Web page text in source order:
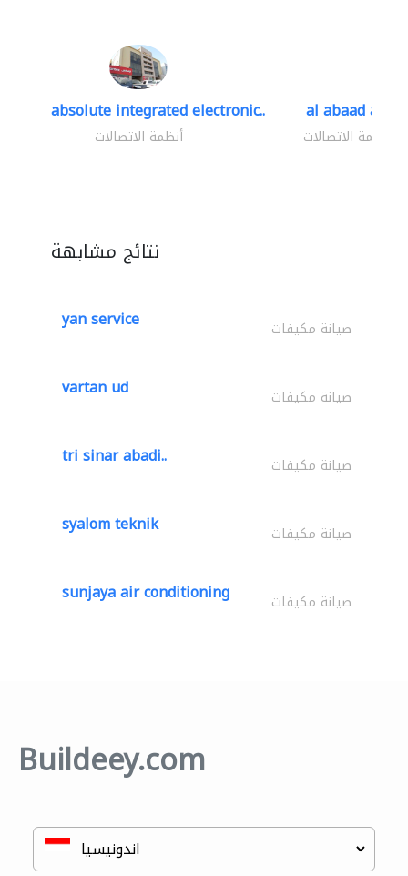
absolute integrated electronic..
أنظمة الاتصالات
al abaad al..
أنظمة الاتصالات
نتائج مشابهة
yan service صيانة مكيفات
vartan ud صيانة مكيفات
tri sinar abadi.. صيانة مكيفات
syalom teknik صيانة مكيفات
sunjaya air conditioning صيانة مكيفات
Buildeey.com